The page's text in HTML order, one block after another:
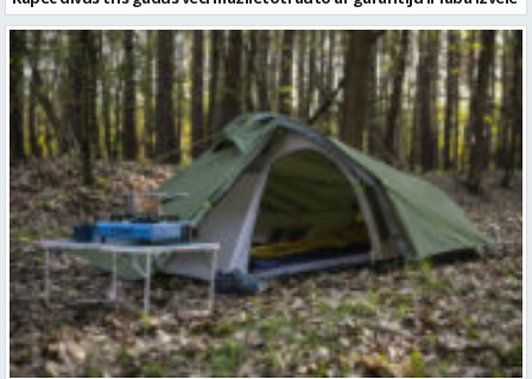
Kā izvēlēties izturīgu telti? Svarīgākie tehniskie parametri un
salīdzinājums